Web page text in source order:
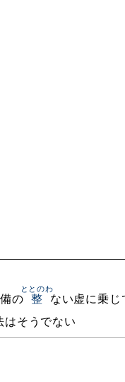
の 整
ととのわ
ない虚に乗じ
はそうでない